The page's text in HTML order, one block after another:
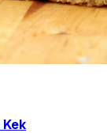
Kek